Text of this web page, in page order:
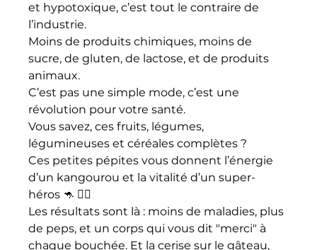
et hypotoxique, c’est tout le contraire de
l’industrie.
Moins de produits chimiques, moins de
sucre, de gluten, de lactose, et de produits
animaux.
C’est pas une simple mode, c’est une
révolution pour votre santé.
Vous savez, ces fruits, légumes,
légumineuses et céréales complètes ?
Ces petites pépites vous donnent l’énergie
d’un kangourou et la vitalité d’un super-
héros 🦘 🦸‍♀️
Les résultats sont là : moins de maladies, plus
de peps, et un corps qui vous dit "merci" à
chaque bouchée. Et la cerise sur le gâteau,